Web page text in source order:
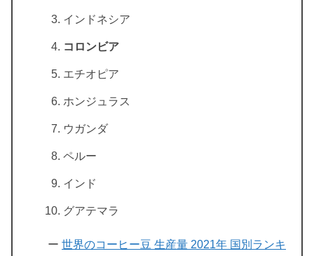
インドネシア
コロンビア
エチオピア
ホンジュラス
ウガンダ
ペルー
インド
グアテマラ
ー 世界のコーヒー豆 生産量 2021年 国別ランキ